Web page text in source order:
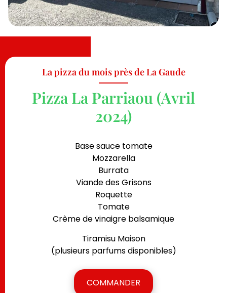
La pizza du mois près de La Gaude
Pizza La Parriaou (Avril
2024)
Base sauce tomate
Mozzarella
Burrata
Viande des Grisons
Roquette
Tomate
Crème de vinaigre balsamique
Tiramisu Maison
(plusieurs parfums disponibles)
COMMANDER